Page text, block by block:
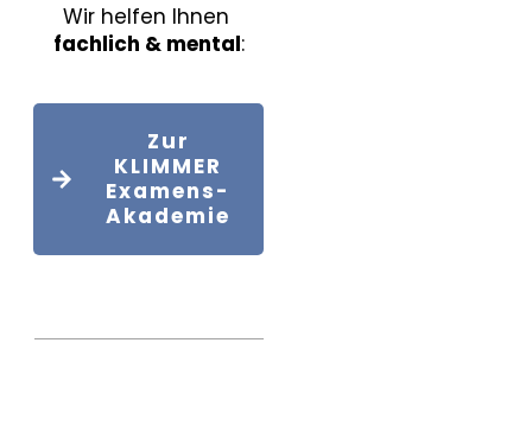
Wir helfen Ihnen
fachlich & mental:
Zur
KLIMMER
Examens-
Akademie